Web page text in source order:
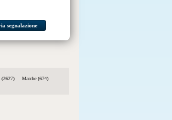
segnalazione
(2627)
Marche (674)